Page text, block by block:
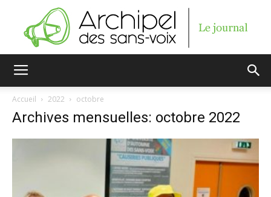
sans-
Accueil 2022 octobre
Archives mensuelles: octobre 2022